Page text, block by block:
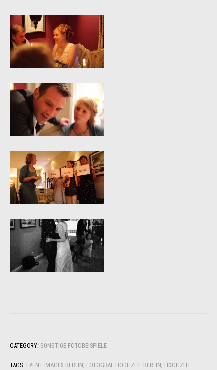
CATEGORY: SONSTIGE FOTOBEISPIELE
TAGS: EVENT IMAGES BERLIN, FOTOGRAF HOCHZEIT BERLIN, HOCHZEIT